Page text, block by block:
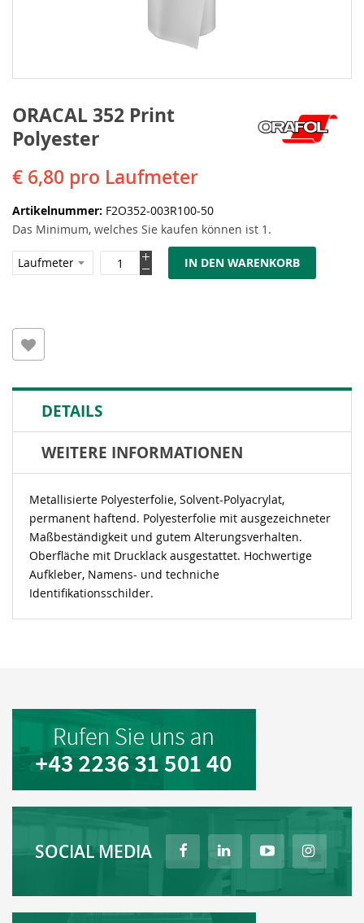
ORACAL 352 Print
Polyester
€ 6,80 pro Laufmeter
Artikelnummer F2O352-003R100-50
Das Minimum, welches Sie kaufen können ist 1.
IN DEN WARENKORB
DETAILS
WEITERE INFORMATIONEN
Metallisierte Polyesterfolie, Solvent-Polyacrylat,
permanent haftend. Polyesterfolie mit ausgezeichneter
Maßbeständigkeit und gutem Alterungsverhalten.
Oberfläche mit Drucklack ausgestattet. Hochwertige
Aufkleber, Namens- und techniche
Identifikationsschilder.
SOCIAL MEDIA